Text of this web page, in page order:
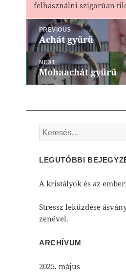
felhasználni szigorúan
Bejegyzés
navigáció
PREVIOUS
Previous
post:
Achát gyűrű
NEXT
Next
post:
Mohaachát gyűrű
Keresés:
LEGUTÓBBI
A kristályok és az
Stressz leküzdése
zenével.
ARCHÍVUM
2025. május